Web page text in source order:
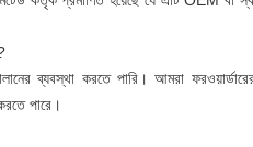
ব্যবস্থা করতে পারি। আমরা ফরওয়ার্ডারের
পারে।